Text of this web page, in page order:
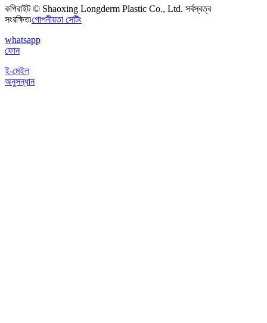
কপিরাইট © Shaoxing Longderm Plastic Co., Ltd. সর্বস্বত্ব
সংরক্ষিত৷গোপনীয়তা সেটিং
whatsapp
ফোন
ই-মেইল
অনুসন্ধান